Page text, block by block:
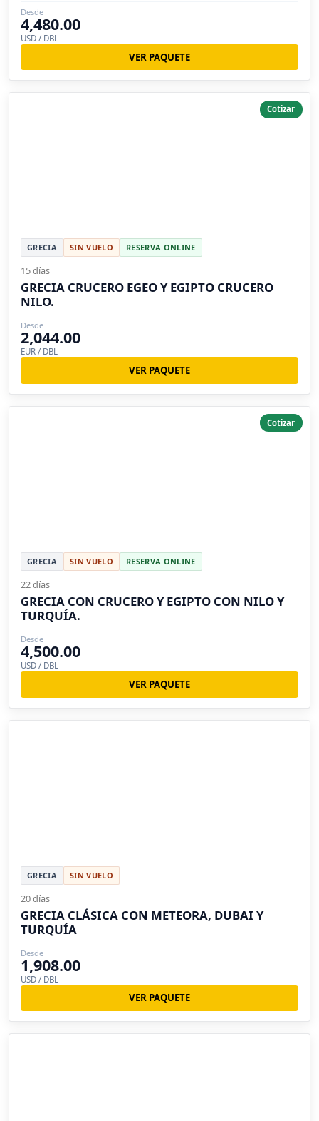
Desde
4,480.00
USD / DBL
VER PAQUETE
Cotizar
GRECIA SIN VUELO RESERVA ONLINE
15 días
GRECIA CRUCERO EGEO Y EGIPTO CRUCERO
NILO.
Desde
2,044.00
EUR / DBL
VER PAQUETE
Cotizar
GRECIA SIN VUELO RESERVA ONLINE
22 días
GRECIA CON CRUCERO Y EGIPTO CON NILO Y
TURQUÍA.
Desde
4,500.00
USD / DBL
VER PAQUETE
GRECIA SIN VUELO
20 días
GRECIA CLÁSICA CON METEORA, DUBAI Y
TURQUÍA
Desde
1,908.00
USD / DBL
VER PAQUETE